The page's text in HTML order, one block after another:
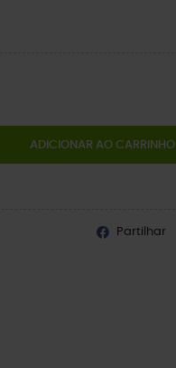
ADICIONAR AO CARRINHO
Partilhar